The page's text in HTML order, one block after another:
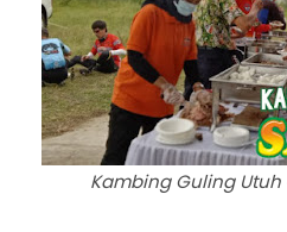
Kambing Guling